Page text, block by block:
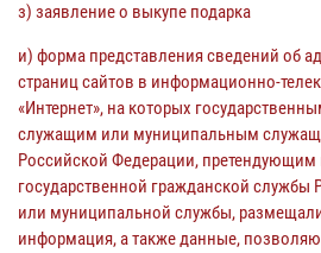
з) заявление о выкупе подарка
и) форма представления сведений об
страниц сайтов в информационно-
«Интернет», на которых
служащим или муниципальным
Российской Федерации,
государственной гражданской службы
или муниципальной службы,
информация, а также данные,